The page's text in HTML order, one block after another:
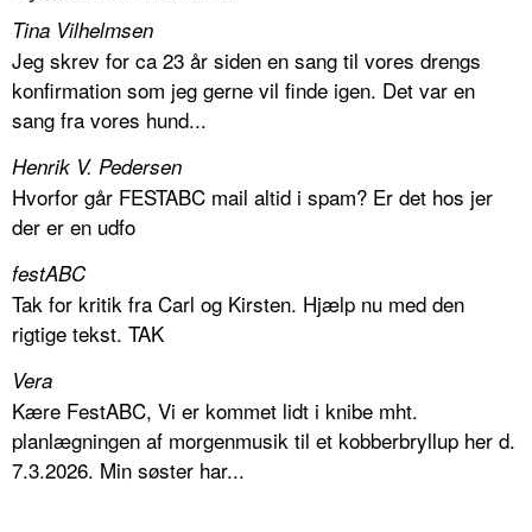
Tina Vilhelmsen
Jeg skrev for ca 23 år siden en sang til vores drengs
konfirmation som jeg gerne vil finde igen. Det var en
sang fra vores hund...
Henrik V. Pedersen
Hvorfor går FESTABC mail altid i spam? Er det hos jer
der er en udfo
festABC
Tak for kritik fra Carl og Kirsten. Hjælp nu med den
rigtige tekst. TAK
Vera
Kære FestABC, Vi er kommet lidt i knibe mht.
planlægningen af morgenmusik til et kobberbryllup her d.
7.3.2026. Min søster har...